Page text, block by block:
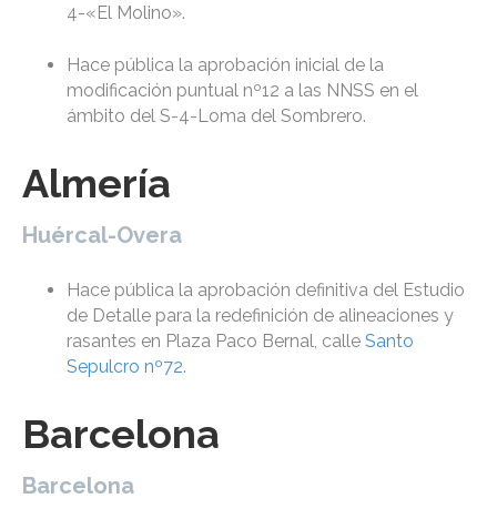
4-«El Molino».
Hace pública la aprobación inicial de la
modificación puntual nº12 a las NNSS en el
ámbito del S-4-Loma del Sombrero.
Almería
Huércal-Overa
Hace pública la aprobación definitiva del Estudio
de Detalle para la redefinición de alineaciones y
rasantes en Plaza Paco Bernal, calle Santo
Sepulcro nº72.
Barcelona
Barcelona